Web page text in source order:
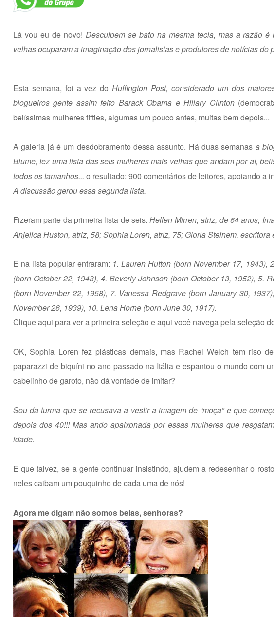
Lá vou eu de novo! Desculpem se bato na mesma tecla, mas a razão
velhas ocuparam a imaginação dos jornalistas e produtores de notícias do
Esta semana, foi a vez doHuffington Post, considerado um dos
blogueiros gente assim feito Barack Obama e Hillary Clinton
belíssimas mulheres fifties, algumas um pouco antes, muitas bem depois...
A galeria já é um desdobramento dessa assunto. Há duas semanas a
Blume, fez uma lista das seis mulheres mais velhas que andam por aí,
todos os tamanhos... o resultado: 900 comentários de leitores, apoiando a
A discussão gerou essa segunda lista.
Fizeram parte da primeira lista de seis:Hellen Mirren, atriz, de 64 anos;
Anjelica Huston, atriz, 58; Sophia Loren, atriz, 75; Gloria Steinem, escritora
E na lista popular entraram: 1. Lauren Hutton (born November 17,
(born October 22, 1943), 4. Beverly Johnson (born October 13, 1952), 5.
(born November 22, 1958), 7. Vanessa Redgrave (born January 30,
November 26, 1939), 10. Lena Horne (born June 30, 1917).
Clique aqui para ver a primeira seleção eaqui você navega pela seleção
OK, Sophia Loren fez plásticas demais, mas Rachel Welch tem riso
paparazzi de biquíni no ano passado na Itália e espantou o mundo com
cabelinho de garoto, não dá vontade de imitar?
Sou da turma que se recusava a vestir a imagem de “moça” e que
depois dos 40!!! Mas ando apaixonada por essas mulheres que
idade.
E que talvez, se a gente continuar insistindo, ajudem a redesenhar o
neles caibam um pouquinho de cada uma de nós!
Agora me digam não somos belas, senhoras?